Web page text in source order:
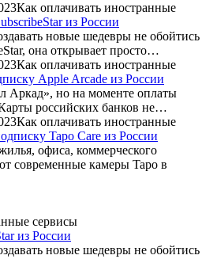
Как оплачивать иностранные
из России
новые шедевры не обойтись
она открывает просто…
Как оплачивать иностранные
Apple Arcade из России
Аркад», но на моменте оплаты
Карты российских банков не…
Как оплачивать иностранные
Tapo Care из России
офиса, коммерческого
современные камеры Tapo в
сервисы
из России
новые шедевры не обойтись